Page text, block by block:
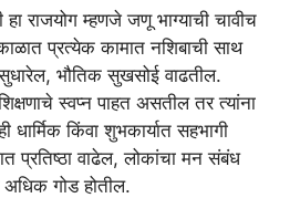
हा राजयोग म्हणजे जणू भाग्याची चावीच
प्रत्येक कामात नशिबाची साथ
भौतिक सुखसोई वाढतील.
शिक्षणाचे स्वप्न पाहत असतील तर त्यांना
किंवा शुभकार्यात सहभागी
प्रतिष्ठा वाढेल, लोकांचा मन संबंध
गोड होतील.